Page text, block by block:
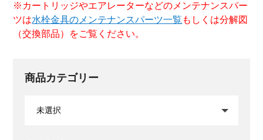
※カートリッジやエアレーターなどのメンテナンスパー
ツは水栓金具のメンテナンスパーツ一覧 もしくは分解図
（交換部品）をご覧ください。
商品カテゴリー